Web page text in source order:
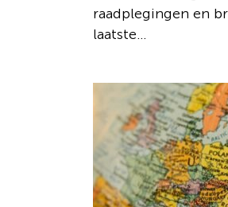
raadplegingen en
laatste…